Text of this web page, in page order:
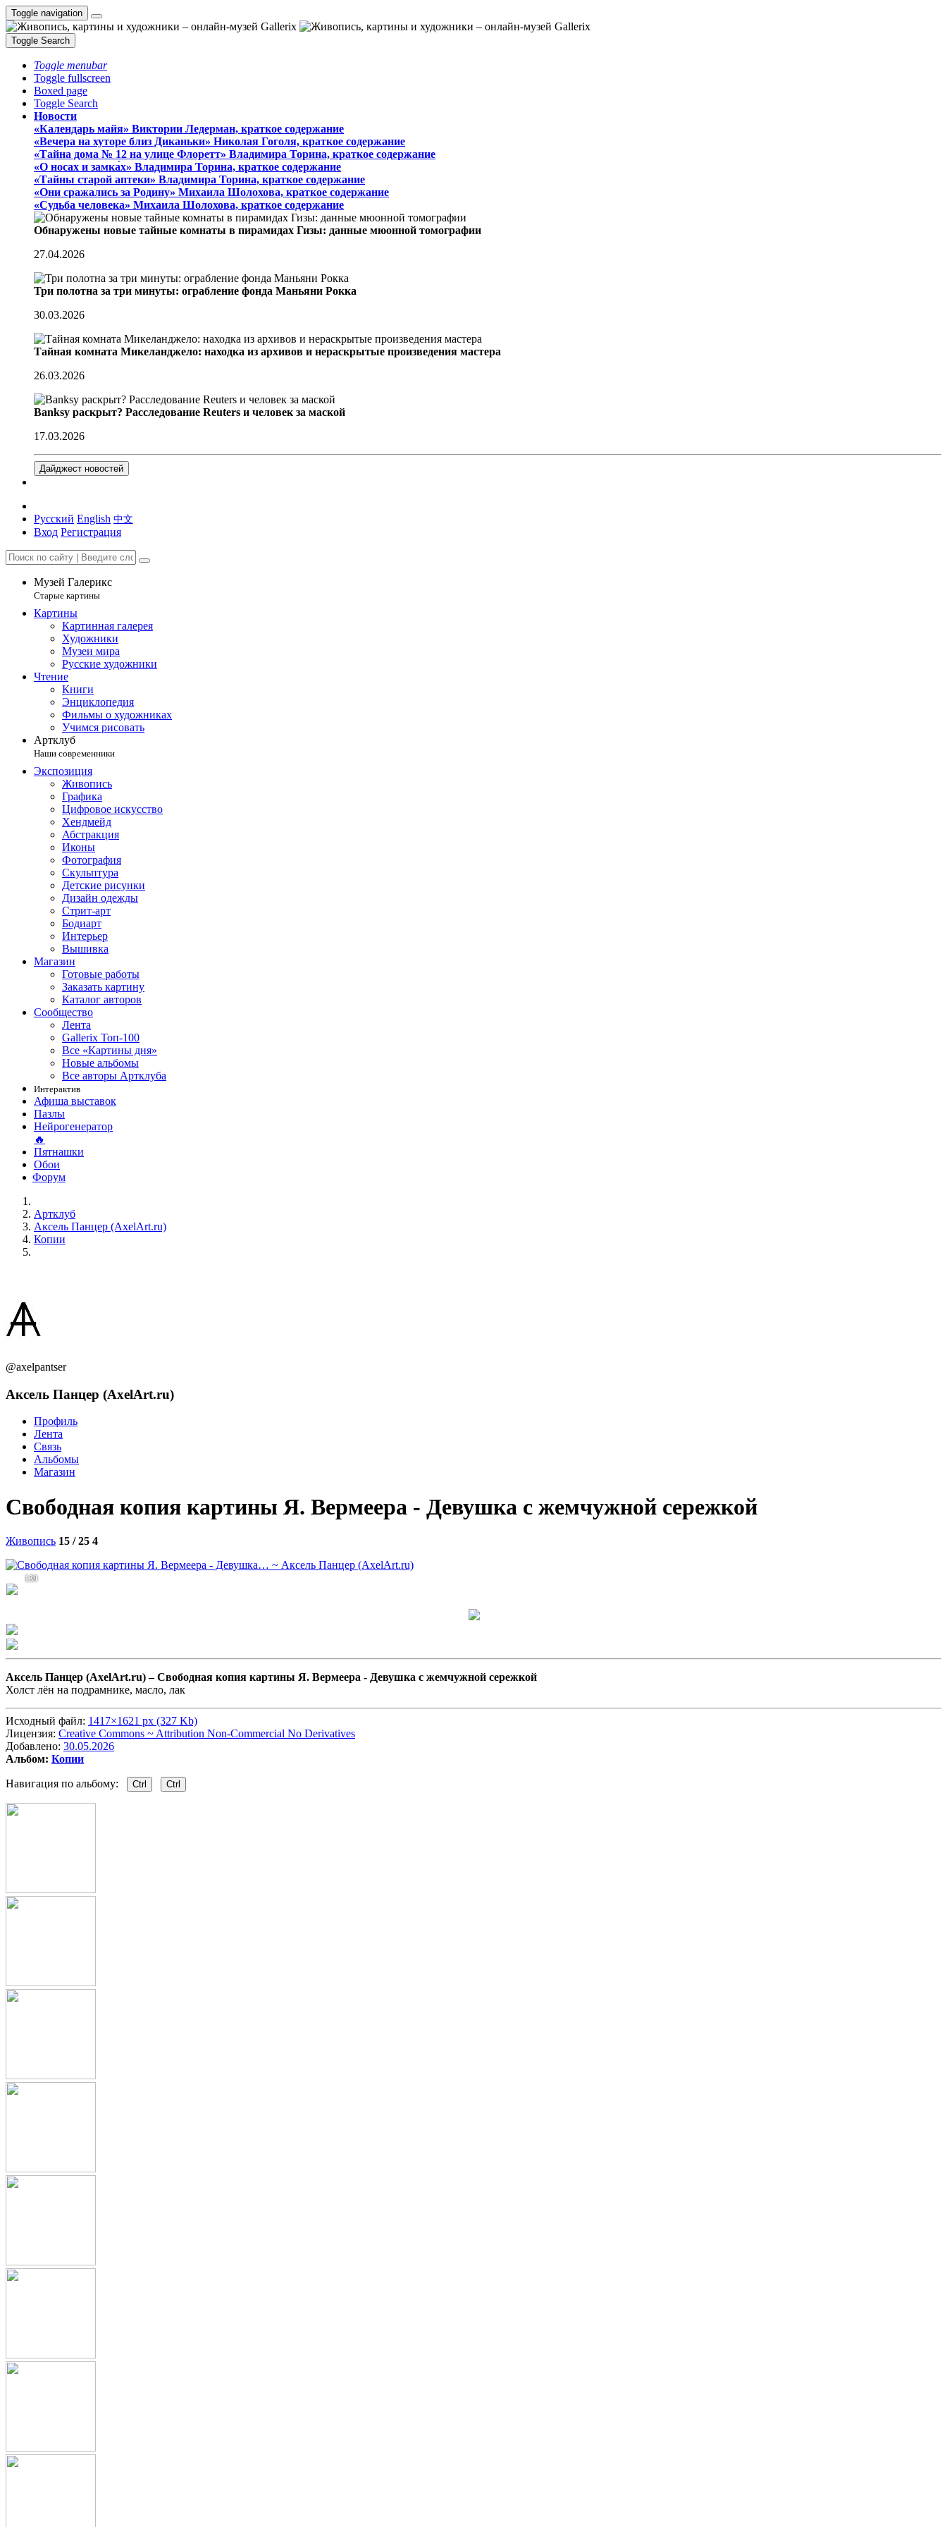
Toggle navigation
Toggle Search
Toggle menubar
Toggle fullscreen
Boxed page
Toggle Search
Новости
«Календарь майя» Виктории Ледерман, краткое содержание
«Вечера на хуторе близ Диканьки» Николая Гоголя, краткое содержание
«Тайна дома № 12 на улице Флоретт» Владимира Торина, краткое содержание
«О носах и замка́х» Владимира Торина, краткое содержание
«Тайны старой аптеки» Владимира Торина, краткое содержание
«Они сражались за Родину» Михаила Шолохова, краткое содержание
«Судьба человека» Михаила Шолохова, краткое содержание
Обнаружены новые тайные комнаты в пирамидах Гизы: данные мюонной томографии
27.04.2026
Три полотна за три минуты: ограбление фонда Маньяни Рокка
30.03.2026
Тайная комната Микеланджело: находка из архивов и нераскрытые произведения мастера
26.03.2026
Banksy раскрыт? Расследование Reuters и человек за маской
17.03.2026
Дайджест новостей
Русский English 中文
Вход Регистрация
Музей Галерикс
Старые картины
Картины
Картинная галерея
Художники
Музеи мира
Русские художники
Чтение
Книги
Энциклопедия
Фильмы о художниках
Учимся рисовать
Артклуб
Наши современники
Экспозиция
Живопись
Графика
Цифровое искусство
Хендмейд
Абстракция
Иконы
Фотография
Скульптура
Детские рисунки
Дизайн одежды
Стрит-арт
Бодиарт
Интерьер
Вышивка
Магазин
Готовые работы
Заказать картину
Каталог авторов
Сообщество
Лента
Gallerix Топ-100
Все «Картины дня»
Новые альбомы
Все авторы Артклуба
Интерактив
Афиша выставок
Пазлы
Нейрогенератор
🔥
Пятнашки
Обои
Форум
Артклуб
Аксель Панцер (AxelArt.ru)
Копии
@axelpantser
Аксель Панцер (AxelArt.ru)
Профиль
Лента
Связь
Альбомы
Магазин
Свободная копия картины Я. Вермеера - Девушка с жемчужной сережкой
Живопись 15 / 25 4
139
Аксель Панцер (AxelArt.ru) –Свободная копия картины Я. Вермеера - Девушка с жемчужной сережкой
Холст лён на подрамнике, масло, лак
Исходный файл: 1417×1621 px (327 Kb)
Лицензия: Creative Commons ~ Attribution Non-Commercial No Derivatives
Добавлено: 30.05.2026
Альбом: Копии
Навигация по альбому: Ctrl Ctrl